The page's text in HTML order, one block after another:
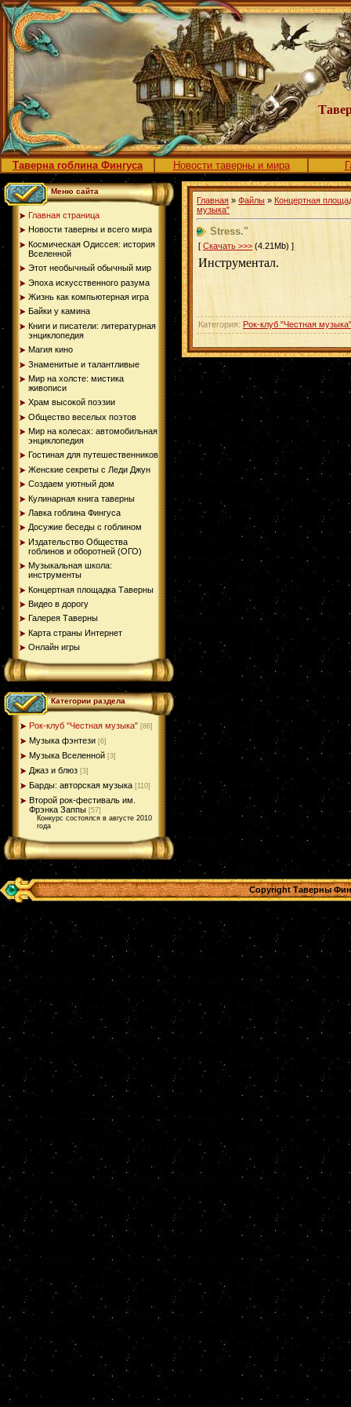
Таверна гоблина Фингуса Новости таверны и мира
Меню сайта
Главная страница
Новости таверны и всего мира
Космическая Одиссея: история
Вселенной
Этот необычный обычный мир
Эпоха искусственного разума
Жизнь как компьютерная игра
Байки у камина
Книги и писатели: литературная
энциклопедия
Магия кино
Знаменитые и талантливые
Мир на холсте: мистика
живописи
Храм высокой поэзии
Общество веселых поэтов
Мир на колесах: автомобильная
энциклопедия
Гостиная для путешественников
Женские секреты с Леди Джун
Создаем уютный дом
Кулинарная книга таверны
Лавка гоблина Фингуса
Досужие беседы с гоблином
Издательство Общества
гоблинов и оборотней (ОГО)
Музыкальная школа:
инструменты
Концертная площадка Таверны
Видео в дорогу
Галерея Таверны
Карта страны Интернет
Онлайн игры
Категории раздела
Рок-клуб "Честная музыка" [86]
Музыка фэнтези [6]
Музыка Вселенной [3]
Джаз и блюз [3]
Барды: авторская музыка [110]
Второй рок-фестиваль им.
Фрэнка Заппы [57]
Конкурс состоялся в августе 2010
года
Главная » Файлы » Концертная
музыка"
Stress."
[ Скачать >>> (4.21Mb) ]
Инструментал.
Категория: Рок-клуб "Честная музыка"
Copyright Таверны